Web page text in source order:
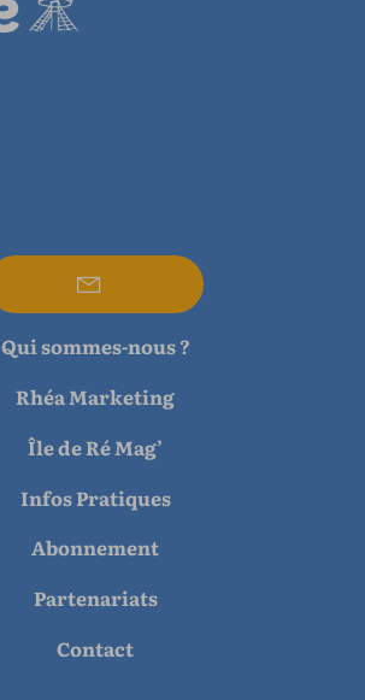
Qui sommes-nous ?
Rhéa Marketing
Île de Ré Mag’
Infos Pratiques
Abonnement
Partenariats
Contact